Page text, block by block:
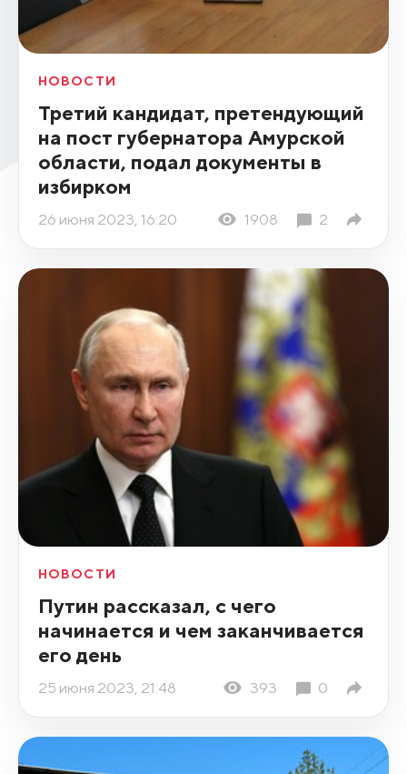
НОВОСТИ
Третий кандидат, претендующий
на пост губернатора Амурской
области, подал документы в
избирком
26 июня 2023, 16:20 1908 2
НОВОСТИ
Путин рассказал, с чего
начинается и чем заканчивается
его день
25 июня 2023, 21:48 393 0